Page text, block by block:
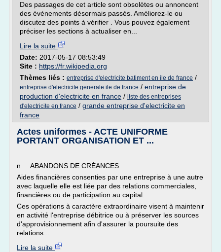
Des passages de cet article sont obsolètes ou annoncent
des événements désormais passés. Améliorez-le ou
discutez des points à vérifier . Vous pouvez également
préciser les sections à actualiser en...
Lire la suite
Date: 2017-05-17 08:53:49
Site : https://fr.wikipedia.org
Thèmes liés : entreprise d'electricite batiment en ile de france /
entreprise d'electricite generale ile de france / entreprise de
production d'electricite en france / liste des entreprises
d'electricite en france / grande entreprise d'electricite en
france
Actes uniformes - ACTE UNIFORME
PORTANT ORGANISATION ET ...
n ABANDONS DE CRÉANCES
Aides financières consenties par une entreprise à une autre
avec laquelle elle est liée par des relations commerciales,
financières ou de participation au capital.
Ces opérations à caractère extraordinaire visent à maintenir
en activité l'entreprise débitrice ou à préserver les sources
d'approvisionnement afin d'assurer la poursuite des
relations...
Lire la suite